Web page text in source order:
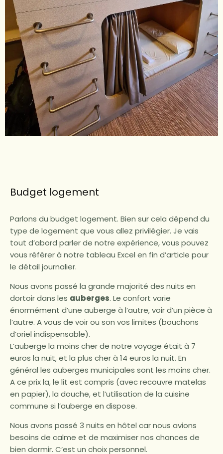
Budget logement
Parlons du budget logement. Bien sur cela dépend du
type de logement que vous allez privilégier. Je vais
tout d’abord parler de notre expérience, vous pouvez
vous référer à notre tableau Excel en fin d’article pour
le détail journalier.
Nous avons passé la grande majorité des nuits en
dortoir dans les auberges. Le confort varie
énormément d’une auberge à l’autre, voir d’un pièce à
l’autre. A vous de voir ou son vos limites (bouchons
d’oriel indispensable).
L’auberge la moins cher de notre voyage était à 7
euros la nuit, et la plus cher à 14 euros la nuit. En
général les auberges municipales sont les moins cher.
A ce prix la, le lit est compris (avec recouvre matelas
en papier), la douche, et l’utilisation de la cuisine
commune si l’auberge en dispose.
Nous avons passé 3 nuits en hôtel car nous avions
besoins de calme et de maximiser nos chances de
bien dormir. C’est un choix personnel.